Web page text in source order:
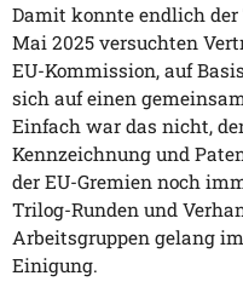
Damit konnte endlich der
Mai 2025 versuchten
EU-Kommission, auf
sich auf einen
Einfach war das nicht,
Kennzeichnung und
der EU-Gremien noch
Trilog-Runden und
Arbeitsgruppen gelang
Einigung.